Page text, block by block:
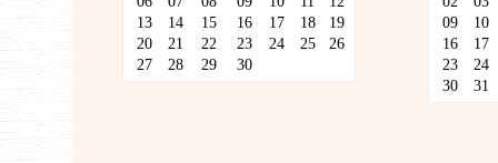
13
14 15 16 17 18
19
20
21 22 23 24 25
26
27
28 29 30
09
10
16
17
23
24
30
31